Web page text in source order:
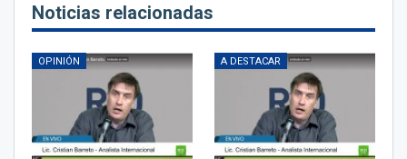
Noticias relacionadas
OPINIÓN A DESTACAR